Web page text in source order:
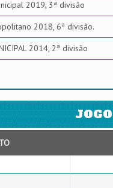
2019, 3ª divisão
2018, 6ª divisão.
2014, 2ª divisão